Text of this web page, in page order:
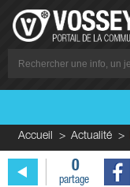
Accueil Actualité
0
partage